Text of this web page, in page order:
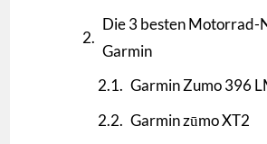
Die 3 besten Motorrad-
Garmin
Garmin Zumo 396
Garmin zūmo XT2